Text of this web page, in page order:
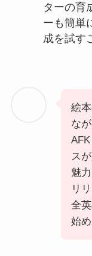
ターの育
ーも簡単
成を試す
絵
な
ス
魅
リ
全
始